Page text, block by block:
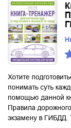
Хотите
понимать суть
помощью данной
Правила
экзамену в